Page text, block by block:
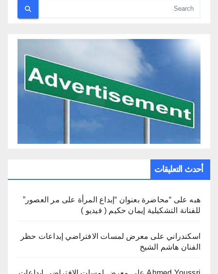
أحدث التعليقات
هبه على “محاضرة بعنوان “إبداع المرأة على مر العصور”
للفنانة التشكيلية إيمان حكيم ( فيديو )
اسكندراني على معرض لمسات الافتراضي إبداعات حظر
الفنان هاشم الشيخ